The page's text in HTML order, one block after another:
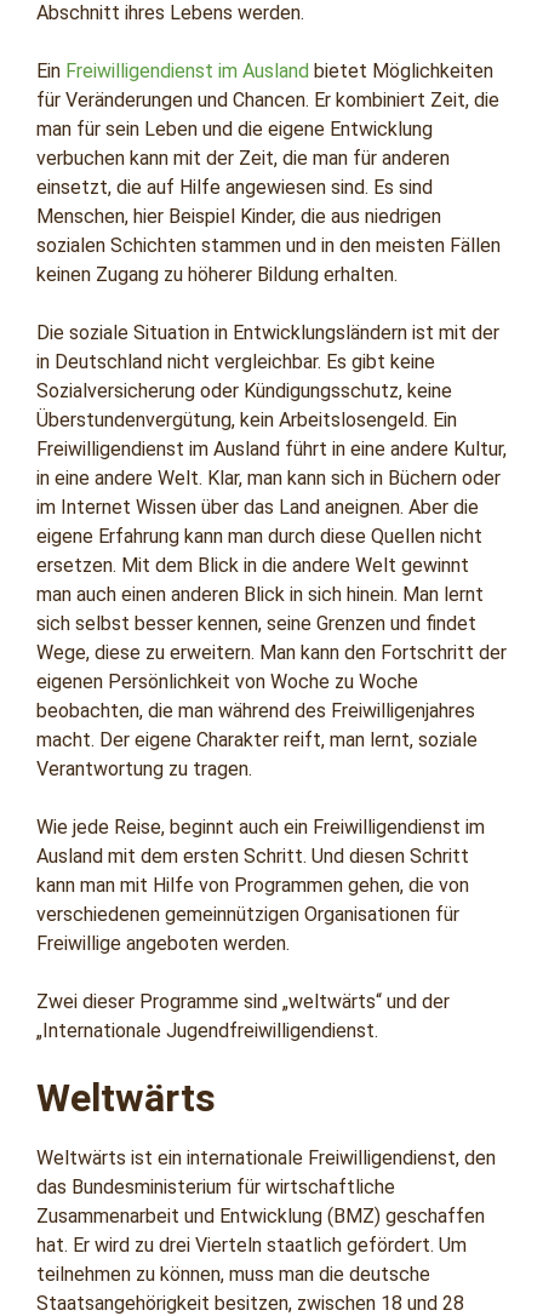
Abschnitt ihres Lebens werden.
Ein Freiwilligendienst im Ausland bietet Möglichkeiten
für Veränderungen und Chancen. Er kombiniert Zeit, die
man für sein Leben und die eigene Entwicklung
verbuchen kann mit der Zeit, die man für anderen
einsetzt, die auf Hilfe angewiesen sind. Es sind
Menschen, hier Beispiel Kinder, die aus niedrigen
sozialen Schichten stammen und in den meisten Fällen
keinen Zugang zu höherer Bildung erhalten.
Die soziale Situation in Entwicklungsländern ist mit der
in Deutschland nicht vergleichbar. Es gibt keine
Sozialversicherung oder Kündigungsschutz, keine
Überstundenvergütung, kein Arbeitslosengeld. Ein
Freiwilligendienst im Ausland führt in eine andere Kultur,
in eine andere Welt. Klar, man kann sich in Büchern oder
im Internet Wissen über das Land aneignen. Aber die
eigene Erfahrung kann man durch diese Quellen nicht
ersetzen. Mit dem Blick in die andere Welt gewinnt
man auch einen anderen Blick in sich hinein. Man lernt
sich selbst besser kennen, seine Grenzen und findet
Wege, diese zu erweitern. Man kann den Fortschritt der
eigenen Persönlichkeit von Woche zu Woche
beobachten, die man während des Freiwilligenjahres
macht. Der eigene Charakter reift, man lernt, soziale
Verantwortung zu tragen.
Wie jede Reise, beginnt auch ein Freiwilligendienst im
Ausland mit dem ersten Schritt. Und diesen Schritt
kann man mit Hilfe von Programmen gehen, die von
verschiedenen gemeinnützigen Organisationen für
Freiwillige angeboten werden.
Zwei dieser Programme sind „weltwärts“ und der
„Internationale Jugendfreiwilligendienst.
Weltwärts
Weltwärts ist ein internationale Freiwilligendienst, den
das Bundesministerium für wirtschaftliche
Zusammenarbeit und Entwicklung (BMZ) geschaffen
hat. Er wird zu drei Vierteln staatlich gefördert. Um
teilnehmen zu können, muss man die deutsche
Staatsangehörigkeit besitzen, zwischen 18 und 28